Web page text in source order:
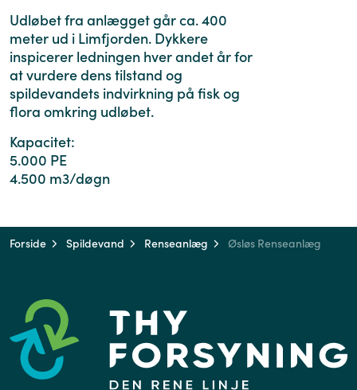
Udløbet fra anlægget går ca. 400
meter ud i Limfjorden. Dykkere
inspicerer ledningen hver andet år for
at vurdere dens tilstand og
spildevandets indvirkning på fisk og
flora omkring udløbet.
Kapacitet:
5.000 PE
4.500 m3/døgn
Forside Spildevand Renseanlæg Øsløs Renseanlæg